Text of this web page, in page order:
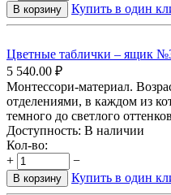
В корзину Купить в один
Цветные таблички – ящик
5 540.00 ₽
Монтессори-материал.
отделениями, в каждом из
темного до светлого
Доступность: В наличии
Кол-во:
+
−
В корзину Купить в один